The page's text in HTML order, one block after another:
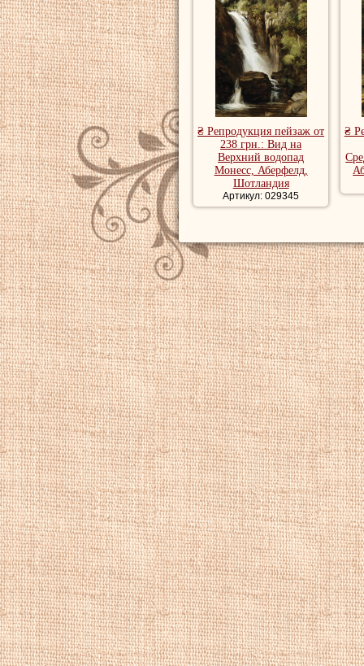
₴ Репродукция пейзаж от
238 грн.: Вид на
Верхний водопад
Монесс, Аберфелд,
Шотландия
Артикул: 029345
₴